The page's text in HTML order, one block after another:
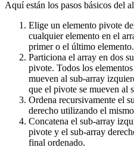
Aquí están los pasos básicos del
Elige un elemento pivote
cualquier elemento en el
primer o el último elemento.
Particiona el array en dos
pivote. Todos los
mueven al sub-array
que el pivote se mueven al
Ordena recursivamente el
derecho utilizando el
Concatena el sub-array
pivote y el sub-array
final ordenado.